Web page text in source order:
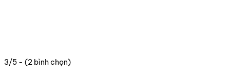
3/5 - (2 bình chọn)